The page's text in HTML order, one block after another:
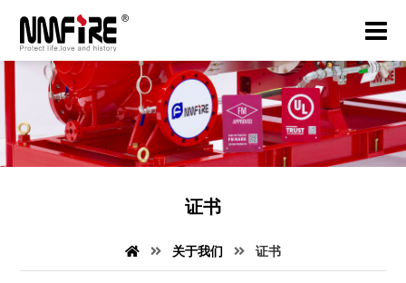
证书
关于我们 证书